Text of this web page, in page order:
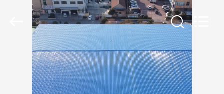
HUIS
PRODUCTEN